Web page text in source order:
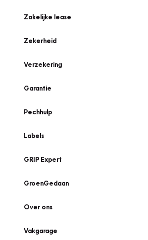
Zakelijke lease
Zekerheid
Verzekering
Garantie
Pechhulp
Labels
GRIP Expert
GroenGedaan
Over ons
Vakgarage